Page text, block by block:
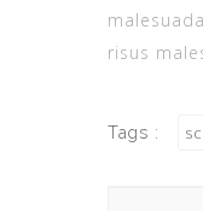
risus
Tags :